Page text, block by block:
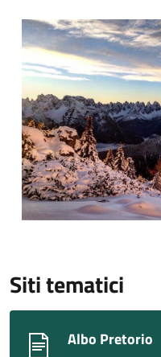
Foto 2
Siti tematici
Albo Pretorio